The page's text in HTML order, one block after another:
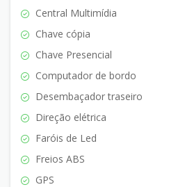
Central Multimídia
Chave cópia
Chave Presencial
Computador de bordo
Desembaçador traseiro
Direção elétrica
Faróis de Led
Freios ABS
GPS